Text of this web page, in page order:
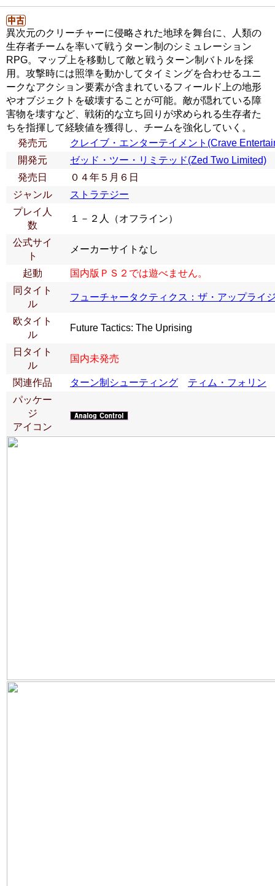
異次元のクリーチャーに侵略された地球を舞台に、人類の
生存者チームを率いて戦うターン制のシミュレーション
RPG。マップ上を移動して敵と戦うターン制バトルを採
用。攻撃時には照準を動かしてタイミングを合わせるユニ
ークなアクション要素が含まれているフィールド上の地形
やオブジェクトを破壊することが可能。敵が隠れている障
害物を壊すなど、戦術的な立ち回りが求められる生存者た
ちを指揮して経験値を獲得し、チームを強化していく。
発売元
クレイブ・エンターテイメント(Crave
開発元
ゼッド・ツー・リミテッド(Zed Two Limited)
発売日
０４年５月６日
ジャンル
ストラテジー
プレイ人
数
１－２人（オフライン）
公式サイ
ト
メーカーサイトなし
起動
国内版ＰＳ２では遊べません。
同タイト
ル
フューチャータクティクス：ザ・アップライ
欧タイト
ル
Future Tactics: The Uprising
日タイト
ル
国内未発売
関連作品 ターン制シューティング
ティム・フォリン
パッケー
ジ
アイコン